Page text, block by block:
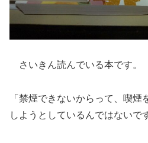
さいきん読んでいる本です。
「禁煙できないからって、喫
しようとしているんではないで